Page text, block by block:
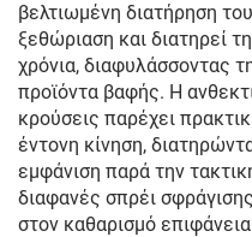
βελτιωμένη διατήρηση
ξεθώριαση και διατηρεί
χρόνια, διαφυλάσσοντας
προϊόντα βαφής. Η
κρούσεις παρέχει
έντονη κίνηση,
εμφάνιση παρά την
διαφανές σπρέι
στον καθαρισμό